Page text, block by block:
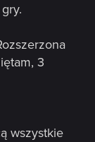
3
wszystkie